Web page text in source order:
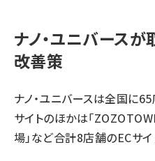
ナノ・ユニバース
改善策
ナノ・ユニバースは全国に
サイトのほかは「ZOZOTOWN
場」など合計8店舗のECサイ